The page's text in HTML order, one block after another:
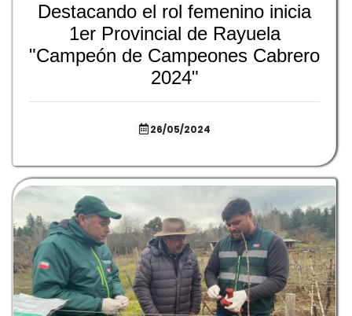
Destacando el rol femenino inicia
1er Provincial de Rayuela
"Campeón de Campeones Cabrero
2024"
26/05/2024